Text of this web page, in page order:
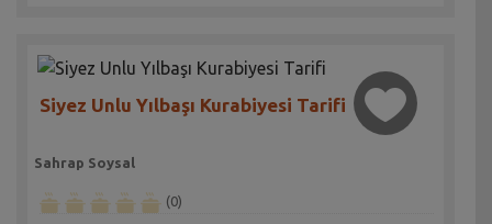
Siyez Unlu Yılbaşı Kurabiyesi Tarifi
Sahrap Soysal
(0)